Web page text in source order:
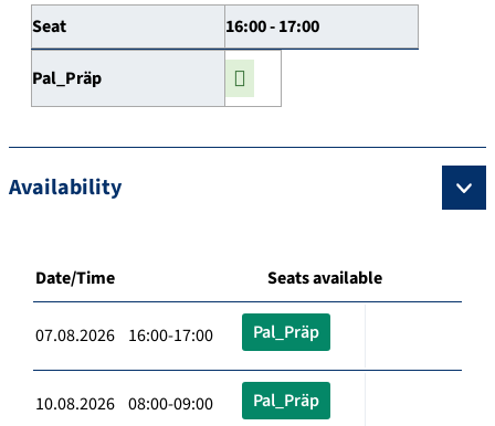
Seat 16:00 - 17:00
Pal_Präp
Availability
Date/Time Seats available
07.08.2026 16:00-17:00 Pal_Präp
10.08.2026 08:00-09:00 Pal_Präp